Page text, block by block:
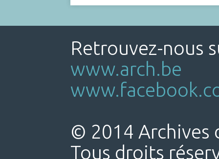
Retrouvez-nous
www.arch.be
© 2014 Archives
Tous droits